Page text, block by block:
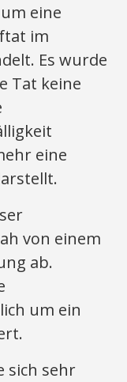
eine
im
Es wurde
Tat keine
eine
von einem
ab.
um ein
sich sehr